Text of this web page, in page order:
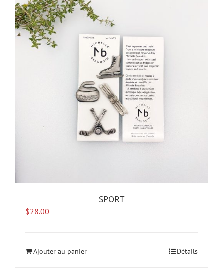
SPORT
$28.00
Ajouter au panier Détails